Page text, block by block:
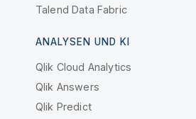
Talend Data Fabric
ANALYSEN UND KI
Qlik Cloud Analytics
Qlik Answers
Qlik Predict